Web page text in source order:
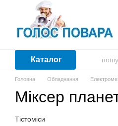
Перейти до основного контенту
Каталог
Головна Обладнання
Міксер
Тістоміси